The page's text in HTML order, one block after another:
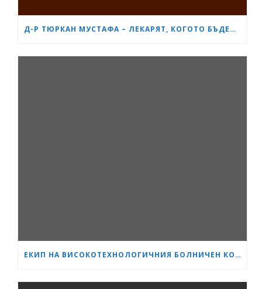
Д-Р ТЮРКАН МУСТАФА – ЛЕКАРЯТ, КОГОТО БЪДЕЩИТЕ МАЙКИ В БУРГАС ЧЕСТО ПРЕПОРЪЧВАТ ЕДНА НА ДРУГА
ЕКИП НА ВИСОКОТЕХНОЛОГИЧНИЯ БОЛНИЧЕН КОМПЛЕКС „СЪРЦЕ И МОЗЪК“ – ПЛЕВЕН ИЗВЪРШИ ЕДНА ОТ НАЙ-СЛОЖНИТЕ ОПЕРАЦИИ В ОНКОЛОГИЧНАТА ХИРУРГИЯ